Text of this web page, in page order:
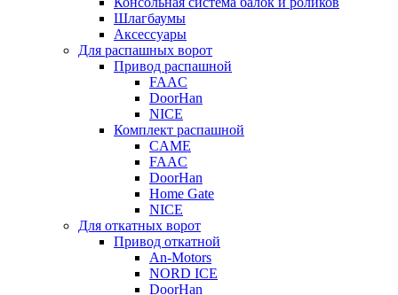
Шлагбаумы
Аксессуары
Для распашных ворот
Привод распашной
FAAC
DoorHan
NICE
Комплект распашной
CAME
FAAC
DoorHan
Home Gate
NICE
Для откатных ворот
Привод откатной
An-Motors
NORD ICE
DoorHan